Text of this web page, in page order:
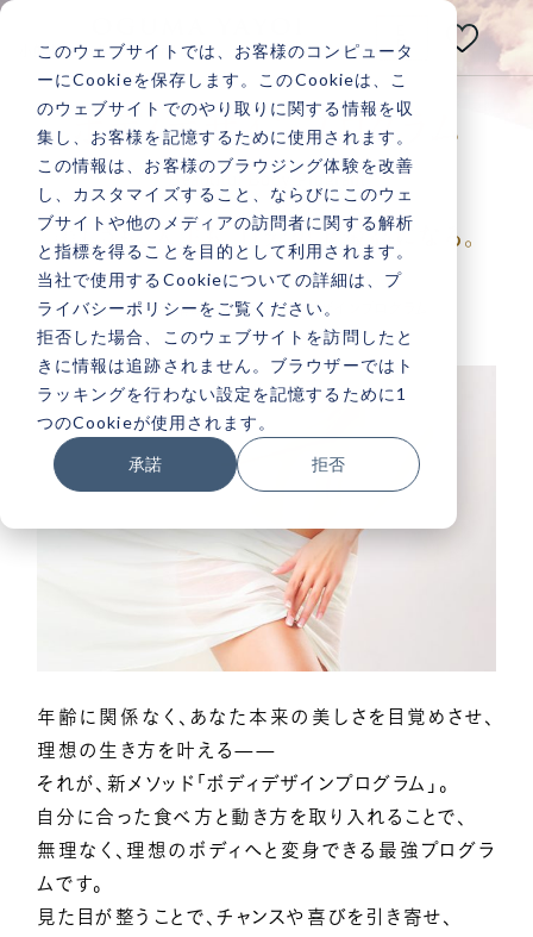
このウェブサイトでは、お客様のコンピュータ
ーにCookieを保存します。このCookieは、こ
のウェブサイトでのやり取りに関する情報を収
集し、お客様を記憶するために使用されます。
この情報は、お客様のブラウジング体験を改善
し、カスタマイズすること、ならびにこのウェ
ブサイトや他のメディアの訪問者に関する解析
と指標を得ることを目的として利用されます。
当社で使用するCookieについての詳細は、プ
ライバシーポリシーをご覧ください。
拒否した場合、このウェブサイトを訪問したと
きに情報は追跡されません。ブラウザーではト
ラッキングを行わない設定を記憶するために1
つのCookieが使用されます。
承諾 拒否
小熊弥生公式メディアサイト
N
あなたの人生は
いつだって変えられる！
記事検索
人気記事一覧
360度許し 天命
億楽®集中講座
イベントギャラリー
YouTubeで毎日億楽®ライブ配信中！
ボディデザインプログラム
Beautiful Body Program
美しさも、人生も、自分史上最高になる。
ホーム 講座一覧 ボディデザインプログラム
年齢に関係なく、あなた本来の美しさを目覚めさせ、
理想の生き方を叶える——
それが、新メソッド「ボディデザインプログラム」。
自分に合った食べ方と動き方を取り入れることで、
無理なく、理想のボディへと変身できる最強プログラ
ムです。
見た目が整うことで、チャンスや喜びを引き寄せ、